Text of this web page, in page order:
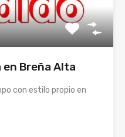
en Breña Alta
con estilo propio en